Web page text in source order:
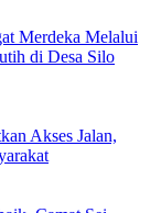
Merdeka Melalui
di Desa Silo
Akses Jalan,